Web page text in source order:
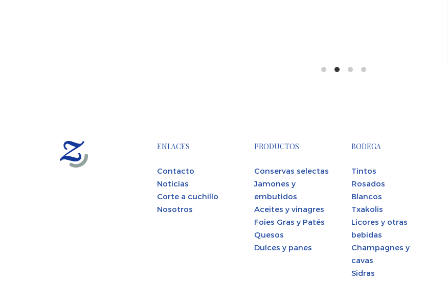
ENLACES
Contacto
Noticias
Corte a cuchillo
Nosotros
PRODUCTOS
Conservas selectas
Jamones y
embutidos
Aceites y vinagres
Foies Gras y Patés
Quesos
Dulces y panes
BODEGA
Tintos
Rosados
Blancos
Txakolis
Licores y otras
bebidas
Champagnes y
cavas
Sidras